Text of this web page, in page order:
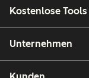
Kostenlose Tools
Unternehmen